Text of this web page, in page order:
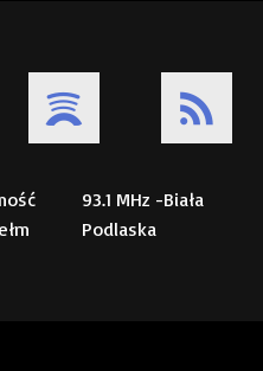
93.1 MHz -Biała
Podlaska